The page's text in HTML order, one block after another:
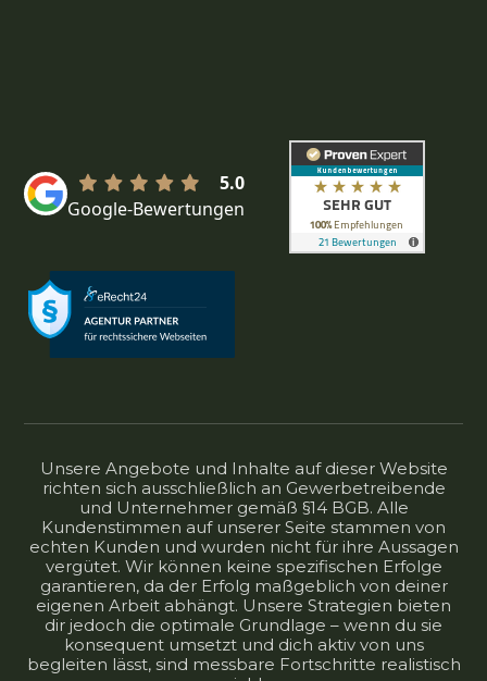
5.0
Google-Bewertungen
Unsere Angebote und Inhalte auf dieser Website
richten sich ausschließlich an Gewerbetreibende
und Unternehmer gemäß §14 BGB. Alle
Kundenstimmen auf unserer Seite stammen von
echten Kunden und wurden nicht für ihre Aussagen
vergütet. Wir können keine spezifischen Erfolge
garantieren, da der Erfolg maßgeblich von deiner
eigenen Arbeit abhängt. Unsere Strategien bieten
dir jedoch die optimale Grundlage – wenn du sie
konsequent umsetzt und dich aktiv von uns
begleiten lässt, sind messbare Fortschritte realistisch